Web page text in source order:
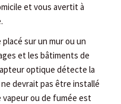
et vous avertit à
sur un mur ou un
et les bâtiments de
optique détecte la
devrait pas être installé
vapeur ou de fumée est